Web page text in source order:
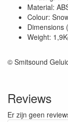
Material:
Colour:
Dimensions
Weight:
© Smitsound
Reviews
Er zijn geen